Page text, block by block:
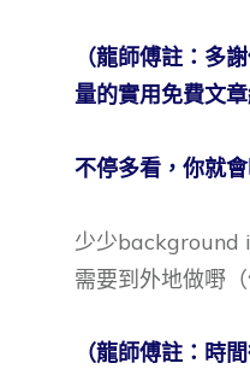
（龍師傅註：多
量的實用免費文
不停多看，你就
少少background
需要到外地做嘢
（龍師傅註：時